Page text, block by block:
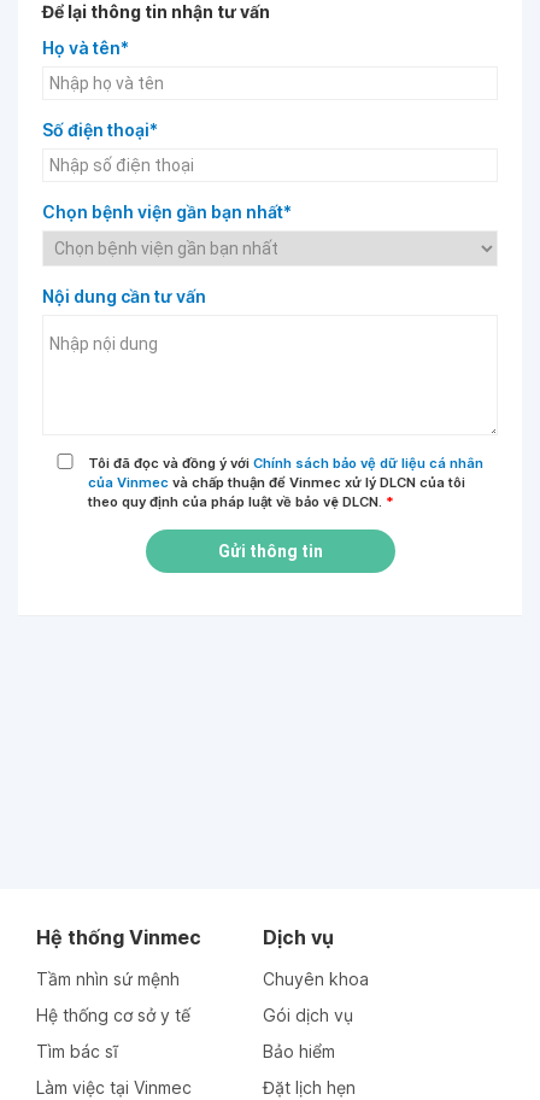
Để lại thông tin nhận tư vấn
Họ và tên*
Số điện thoại*
Chọn bệnh viện gần bạn nhất*
Nội dung cần tư vấn
Tôi đã đọc và đồng ý với Chính sách bảo vệ dữ liệu cá nhân
của Vinmec và chấp thuận để Vinmec xử lý DLCN của tôi
theo quy định của pháp luật về bảo vệ DLCN. *
Gửi thông tin
Hệ thống Vinmec
Tầm nhìn sứ mệnh
Hệ thống cơ sở y tế
Tìm bác sĩ
Làm việc tại Vinmec
Dịch vụ
Chuyên khoa
Gói dịch vụ
Bảo hiểm
Đặt lịch hẹn